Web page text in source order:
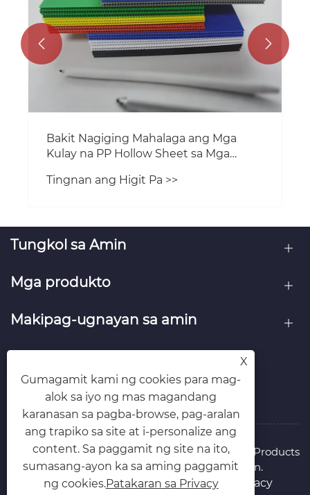
Bakit Nagiging Mahalaga ang Mga
Kulay na PP Hollow Sheet sa Mga
Tingnan ang Higit Pa >>
 
Tungkol sa Amin
Mga produkto
Makipag-ugnayan sa amin
Copyright © 2026 Cangzhou Juntai Packaging Products
Co., Ltd. Lahat ng Karapatan ay Nakalaan.
LinksSitemapRSSXMLPatakaran sa Privacy
X
Gumagamit kami ng cookies para mag-
alok sa iyo ng mas magandang
karanasan sa pagba-browse, pag-aralan
ang trapiko sa site at i-personalize ang
content. Sa paggamit ng site na ito,
sumasang-ayon ka sa aming paggamit
ng cookies.Patakaran sa Privacy